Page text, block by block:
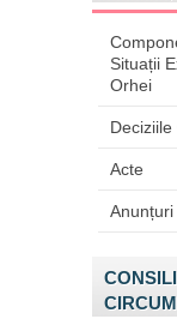
Situații
Orhei
Acte
Anunțuri